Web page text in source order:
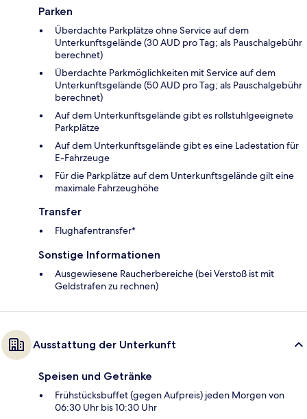
Parken
Überdachte Parkplätze ohne Service auf dem
Unterkunftsgelände (30 AUD pro Tag; als Pauschalgebühr
berechnet)
Überdachte Parkmöglichkeiten mit Service auf dem
Unterkunftsgelände (50 AUD pro Tag; als Pauschalgebühr
berechnet)
Auf dem Unterkunftsgelände gibt es rollstuhlgeeignete
Parkplätze
Auf dem Unterkunftsgelände gibt es eine Ladestation für
E-Fahrzeuge
Für die Parkplätze auf dem Unterkunftsgelände gilt eine
maximale Fahrzeughöhe
Transfer
Flughafentransfer*
Sonstige Informationen
Ausgewiesene Raucherbereiche (bei Verstoß ist mit
Geldstrafen zu rechnen)
Ausstattung der Unterkunft
Speisen und Getränke
Frühstücksbuffet (gegen Aufpreis) jeden Morgen von
06:30 Uhr bis 10:30 Uhr